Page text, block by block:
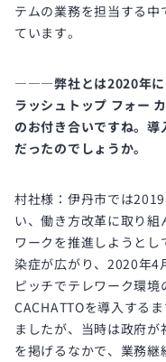
テムの業務を担当する
ています。
―――弊社とは2020年に
ラッシュトップ フォー
のお付き合いですね。
だったのでしょうか。
村社様：伊丹市では
い、働き方改革に取り
ワークを推進しようと
染症が広がり、2020年4
ピッチでテレワーク環
CACHATTOを導入する
ましたが、当時は政府
を掲げるなかで、業務